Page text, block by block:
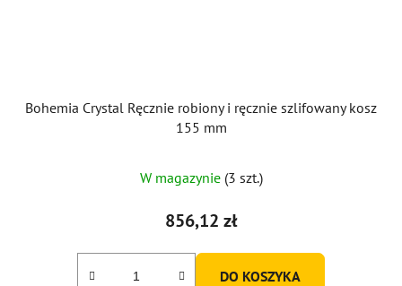
Bohemia Crystal Ręcznie robiony i ręcznie szlifowany kosz
155 mm
W magazynie (3 szt.)
856,12 zł
DO KOSZYKA